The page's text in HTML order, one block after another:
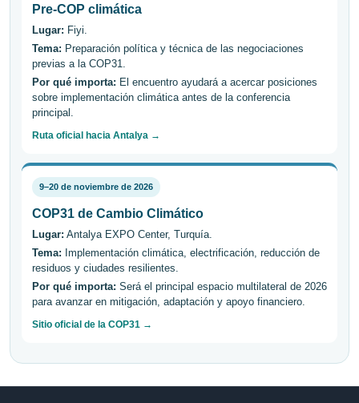
Pre-COP climática
Lugar: Fiyi.
Tema: Preparación política y técnica de las negociaciones
previas a la COP31.
Por qué importa: El encuentro ayudará a acercar posiciones
sobre implementación climática antes de la conferencia
principal.
Ruta oficial hacia Antalya →
9–20 de noviembre de 2026
COP31 de Cambio Climático
Lugar: Antalya EXPO Center, Turquía.
Tema: Implementación climática, electrificación, reducción de
residuos y ciudades resilientes.
Por qué importa: Será el principal espacio multilateral de 2026
para avanzar en mitigación, adaptación y apoyo financiero.
Sitio oficial de la COP31 →